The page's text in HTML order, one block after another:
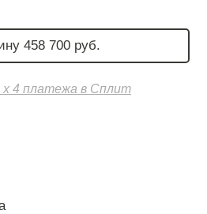
458 700 руб.
х 4 платежа в Сплит